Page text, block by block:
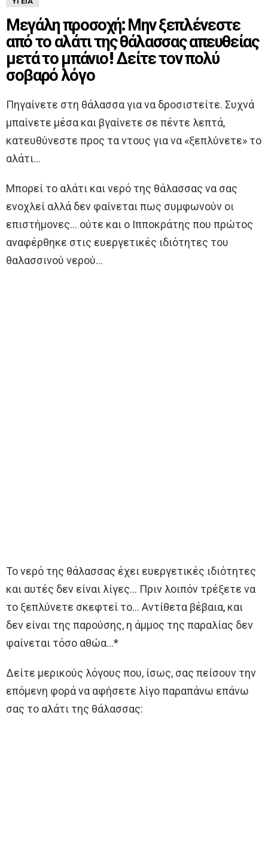
Μεγάλη προσοχή: Μην ξεπλένεστε
από το αλάτι της θάλασσας απευθείας
μετά το μπάνιο! Δείτε τον πολύ
σοβαρό λόγο
Πηγαίνετε στη θάλασσα για να δροσιστείτε. Συχνά
μπαίνετε μέσα και βγαίνετε σε πέντε λεπτά,
κατευθύνεστε προς τα ντους για να «ξεπλύνετε» το
αλάτι…
Μπορεί το αλάτι και νερό της θάλασσας να σας
ενοχλεί αλλά δεν φαίνεται πως συμφωνούν οι
επιστήμονες… ούτε και ο Ιπποκράτης που πρώτος
αναφέρθηκε στις ευεργετικές ιδιότητες του
θαλασσινού νερού…
Το νερό της θάλασσας έχει ευεργετικές ιδιότητες
και αυτές δεν είναι λίγες… Πριν λοιπόν τρέξετε να
το ξεπλύνετε σκεφτεί το… Αντίθετα βέβαια, και
δεν είναι της παρούσης, η άμμος της παραλίας δεν
φαίνεται τόσο αθώα…*
Δείτε μερικούς λόγους που, ίσως, σας πείσουν την
επόμενη φορά να αφήσετε λίγο παραπάνω επάνω
σας το αλάτι της θάλασσας: